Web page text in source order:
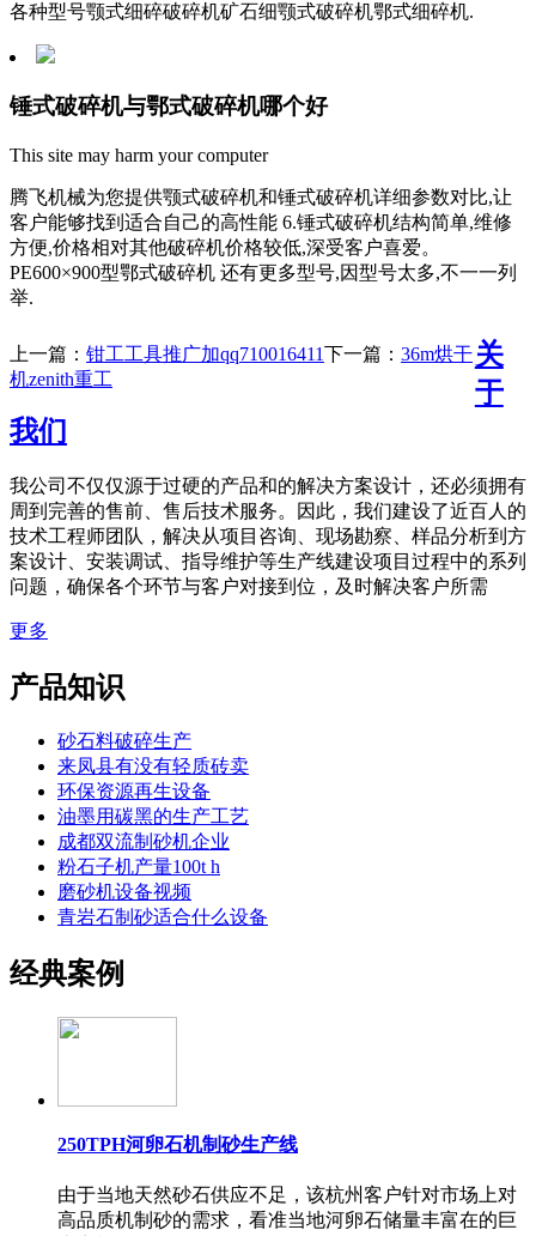
各种型号颚式细碎破碎机矿石细颚式破碎机鄂式细碎机.
锤式破碎机与鄂式破碎机哪个好
This site may harm your computer
腾飞机械为您提供颚式破碎机和锤式破碎机详细参数对比,让
客户能够找到适合自己的高性能 6.锤式破碎机结构简单,维修
方便,价格相对其他破碎机价格较低,深受客户喜爱。
PE600×900型鄂式破碎机 还有更多型号,因型号太多,不一一列
举.
上一篇： 钳工工具推广加qq710016411下一篇： 36m烘干
机zenith重工
关
于
我们
我公司不仅仅源于过硬的产品和的解决方案设计，还必须拥有
周到完善的售前、售后技术服务。因此，我们建设了近百人的
技术工程师团队，解决从项目咨询、现场勘察、样品分析到方
案设计、安装调试、指导维护等生产线建设项目过程中的系列
问题，确保各个环节与客户对接到位，及时解决客户所需
更多
产品知识
砂石料破碎生产
来凤县有没有轻质砖卖
环保资源再生设备
油墨用碳黑的生产工艺
成都双流制砂机企业
粉石子机产量100t h
磨砂机设备视频
青岩石制砂适合什么设备
经典案例
250TPH河卵石机制砂生产线
由于当地天然砂石供应不足，该杭州客户针对市场上对
高品质机制砂的需求，看准当地河卵石储量丰富在的巨